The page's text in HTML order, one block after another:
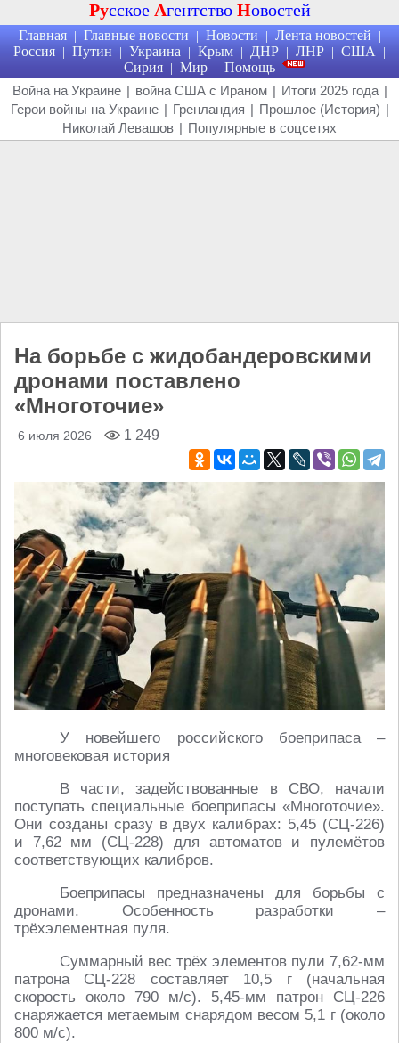
Русское Агентство Новостей
Главная | Главные новости | Новости | Лента новостей |
Россия | Путин | Украина | Крым | ДНР | ЛНР | США |
Сирия | Мир | Помощь
Война на Украине | война США с Ираном | Итоги 2025 года |
Герои войны на Украине | Гренландия | Прошлое (История) |
Николай Левашов | Популярные в соцсетях
На борьбе с жидобандеровскими
дронами поставлено
«Многоточие»
6 июля 2026 1 249
У новейшего российского боеприпаса –
многовековая история
В части, задействованные в СВО, начали
поступать специальные боеприпасы «Многоточие».
Они созданы сразу в двух калибрах: 5,45 (СЦ-226)
и 7,62 мм (СЦ-228) для автоматов и пулемётов
соответствующих калибров.
Боеприпасы предназначены для борьбы с
дронами. Особенность разработки –
трёхэлементная пуля.
Суммарный вес трёх элементов пули 7,62-мм
патрона СЦ-228 составляет 10,5 г (начальная
скорость около 790 м/с). 5,45-мм патрон СЦ-226
снаряжается метаемым снарядом весом 5,1 г (около
800 м/с).